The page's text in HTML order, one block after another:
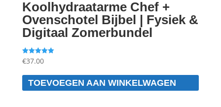
Koolhydraatarme Chef +
Ovenschotel Bijbel | Fysiek &
Digitaal Zomerbundel
Gewaardeerd
5.00
€37.00
TOEVOEGEN AAN WINKELWAGEN